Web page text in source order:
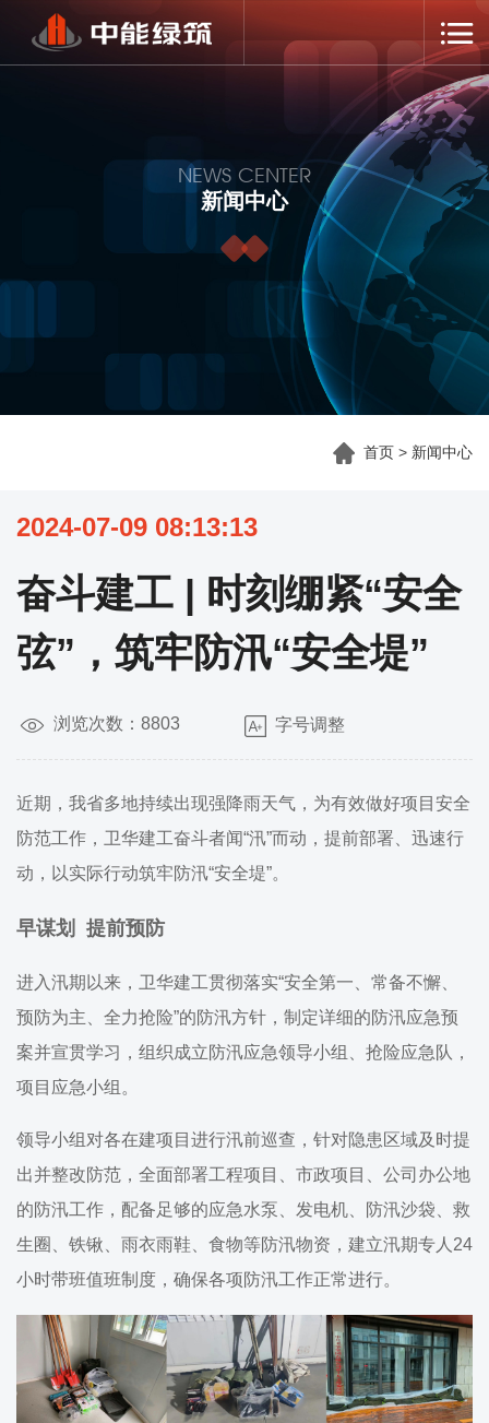
NEWS CENTER
新闻中心
首页 > 新闻中心
2024-07-09 08:13:13
奋斗建工 | 时刻绷紧“安全
弦”，筑牢防汛“安全堤”
浏览次数：8803 字号调整
近期，我省多地持续出现强降雨天气，为有效做好项目安全
防范工作，卫华建工奋斗者闻“汛”而动，提前部署、迅速行
动，以实际行动筑牢防汛“安全堤”。
早谋划 提前预防
进入汛期以来，卫华建工贯彻落实“安全第一、常备不懈、
预防为主、全力抢险”的防汛方针，制定详细的防汛应急预
案并宣贯学习，组织成立防汛应急领导小组、抢险应急队，
项目应急小组。
领导小组对各在建项目进行汛前巡查，针对隐患区域及时提
出并整改防范，全面部署工程项目、市政项目、公司办公地
的防汛工作，配备足够的应急水泵、发电机、防汛沙袋、救
生圈、铁锹、雨衣雨鞋、食物等防汛物资，建立汛期专人24
小时带班值班制度，确保各项防汛工作正常进行。